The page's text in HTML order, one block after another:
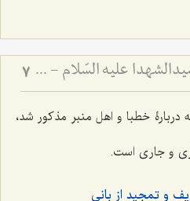
آداب مجالس عزاداری سیدالشهدا علیه السّلام - و دستورات بزرگان راجع به ماه‌های محرم و صفر 7
دربارۀ خطبا و اهل منبر مذکور شد،
و جاری است.
و تمجید از بانی